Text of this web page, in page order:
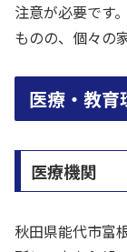
注意が必要です
ものの、個々の
医療・教育
医療機関
秋田県能代市富